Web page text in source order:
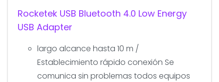
Rocketek USB Bluetooth 4.0 Low Energy
USB Adapter
largo alcance hasta 10 m /
Establecimiento rápido conexión Se
comunica sin problemas todos equipos